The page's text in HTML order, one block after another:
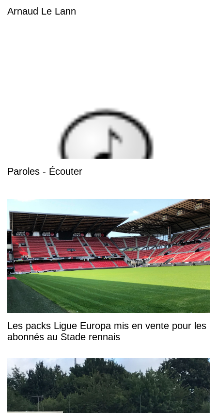
Arnaud Le Lann
Paroles - Écouter
Les packs Ligue Europa mis en vente pour les
abonnés au Stade rennais